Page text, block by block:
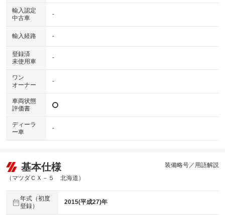
輸入認定
中古車
-
輸入経路 -
登録済
未使用車
-
ワン
オーナー
-
車両状態
評価書
ディーラ
ー車
-
基本仕様
（マツダＣＸ－５ 北海道）
装備略号／用語解説
年式（初度
登録）
2015(平成27)年